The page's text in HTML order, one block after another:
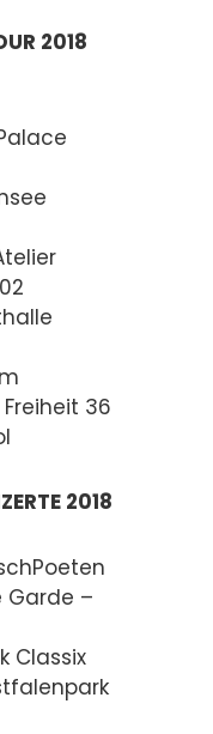
2018
Freiheit 36
2018
Garde –
Classix